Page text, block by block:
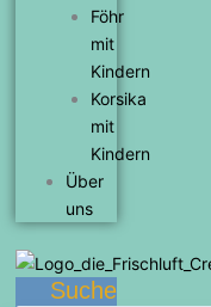
Föhr
mit
Kindern
Korsika
mit
Kindern
Über
uns
Suche